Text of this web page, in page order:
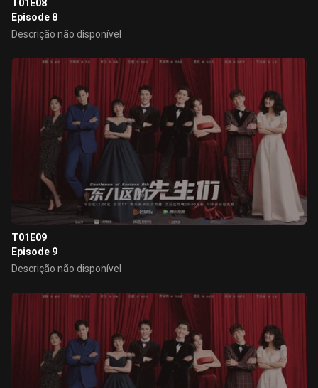
T01E08
Episode 8
Descrição não disponível
T01E09
Episode 9
Descrição não disponível